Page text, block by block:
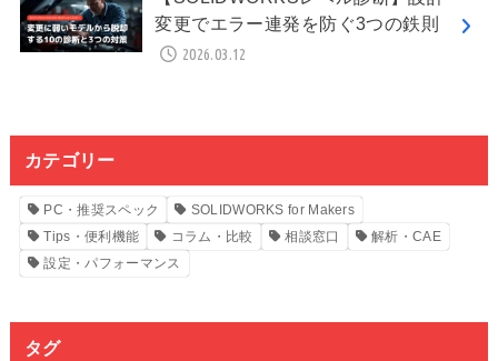
変更でエラー連発を防ぐ3つの鉄則
2026.03.12
カテゴリー
PC・推奨スペック
SOLIDWORKS for Makers
Tips・便利機能
コラム・比較 相談窓口
解析・CAE
設定・パフォーマンス
タグ